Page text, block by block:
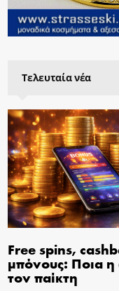
Τελευταία νέα
Free spins,
μπόνους: Ποια η
τον παίκτη